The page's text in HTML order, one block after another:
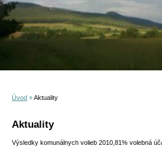
Úvod »Aktuality
Aktuality
Výsledky komunálnych volieb 2010,81% volebná